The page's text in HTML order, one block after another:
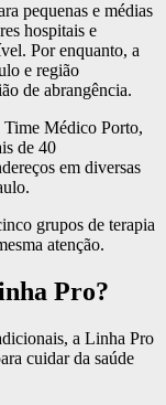
pequenas e médias
hospitais e
Por enquanto, a
e região
de abrangência.
Time Médico Porto,
de 40
em diversas
grupos de terapia
atenção.
Pro?
a Linha Pro
cuidar da saúde